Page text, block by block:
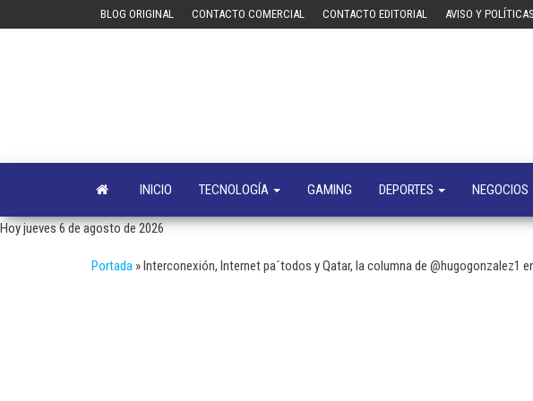
BLOG ORIGINAL CONTACTO COMERCIAL CONTACTO EDITORIAL AVISO Y
INICIO TECNOLOGÍA GAMING DEPORTES NEGOCIOS
Hoy jueves 6 de agosto de 2026
Portada »Interconexión, Internet pa´todos y Qatar, la columna de @hugogonzalez1